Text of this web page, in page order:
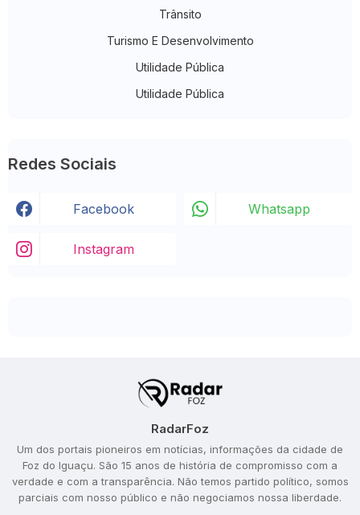
Trânsito
Turismo E Desenvolvimento
Utilidade Pública
Utilidade Pública
Redes Sociais
Facebook Whatsapp
Instagram
RadarFoz
Um dos portais pioneiros em notícias, informações da cidade de
Foz do Iguaçu. São 15 anos de história de compromisso com a
verdade e com a transparência. Não temos partido político, somos
parciais com nosso público e não negociamos nossa liberdade.